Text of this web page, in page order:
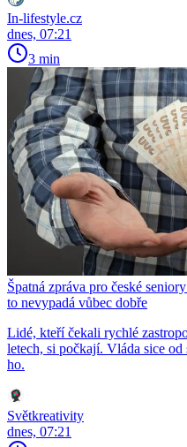
In-lifestyle.cz
dnes, 07:21
3 min
Špatná zpráva pro české
to nevypadá vůbec dobře
Lidé, kteří čekali rychlé
letech, si počkají. Vláda sice
ho.
Světkreativity
dnes, 07:21